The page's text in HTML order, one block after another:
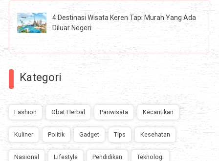
4 Destinasi Wisata Keren Tapi Murah Yang Ada
Diluar Negeri
Kategori
Fashion Obat Herbal Pariwisata Kecantikan
Kuliner Politik Gadget Tips Kesehatan
Nasional Lifestyle Pendidikan Teknologi